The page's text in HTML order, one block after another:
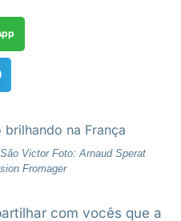
Victor Foto: Arnaud Sperat
Fromager
com vocês que a